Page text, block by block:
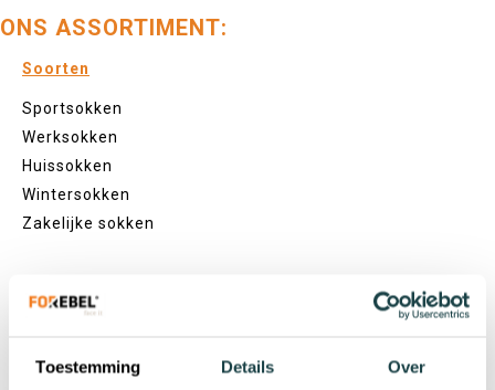
Toestemming Details Over
ONS ASSORTIMENT:
Soorten
Sportsokken
Werksokken
Huissokken
Wintersokken
Zakelijke sokken
Lengtes
Sneakersokken